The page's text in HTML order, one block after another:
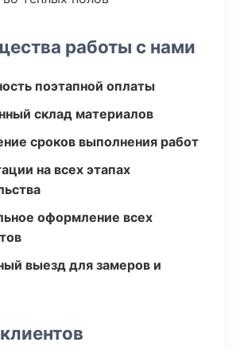
работы с нами
поэтапной оплаты
склад материалов
сроков выполнения работ
на всех этапах
оформление всех
выезд для замеров и